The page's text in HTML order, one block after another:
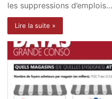
les suppressions d’emplois…
Lire la suite »